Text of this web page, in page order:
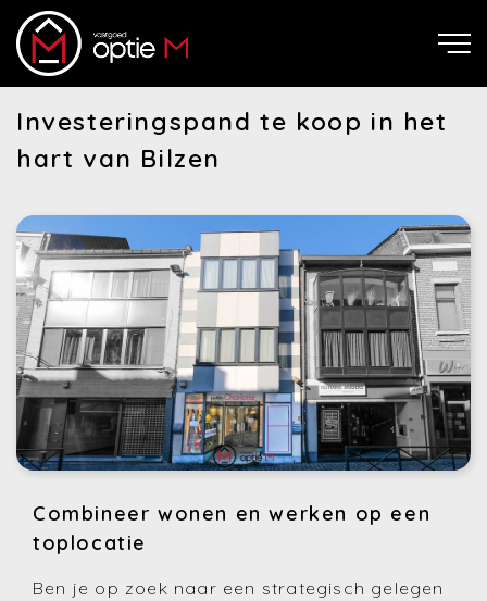
Investeringspand te koop in het
hart van Bilzen
Combineer wonen en werken op een
toplocatie
Ben je op zoek naar een strategisch gelegen